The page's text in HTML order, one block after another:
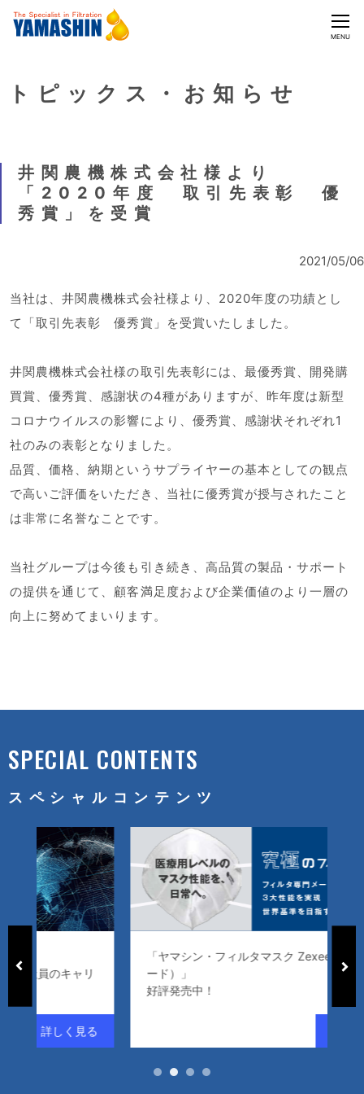
CLOSE
MENU
トピックス・お知らせ
井関農機株式会社様より
「2020年度 取引先表彰 優
秀賞」を受賞
2021/05/06
当社は、井関農機株式会社様より、2020年度の功績とし
て「取引先表彰 優秀賞」を受賞いたしました。
井関農機株式会社様の取引先表彰には、最優秀賞、開発購
買賞、優秀賞、感謝状の4種がありますが、昨年度は新型
コロナウイルスの影響により、優秀賞、感謝状それぞれ1
社のみの表彰となりました。
品質、価格、納期というサプライヤーの基本としての観点
で高いご評価をいただき、当社に優秀賞が授与されたこと
は非常に名誉なことです。
当社グループは今後も引き続き、高品質の製品・サポート
の提供を通じて、顧客満足度および企業価値のより一層の
向上に努めてまいります。
SPECIAL CONTENTS
スペシャルコンテンツ
社員のキャリ
「ヤマシン・フィルタマスク Zexeed（ゼクシ
ード）」
好評発売中！